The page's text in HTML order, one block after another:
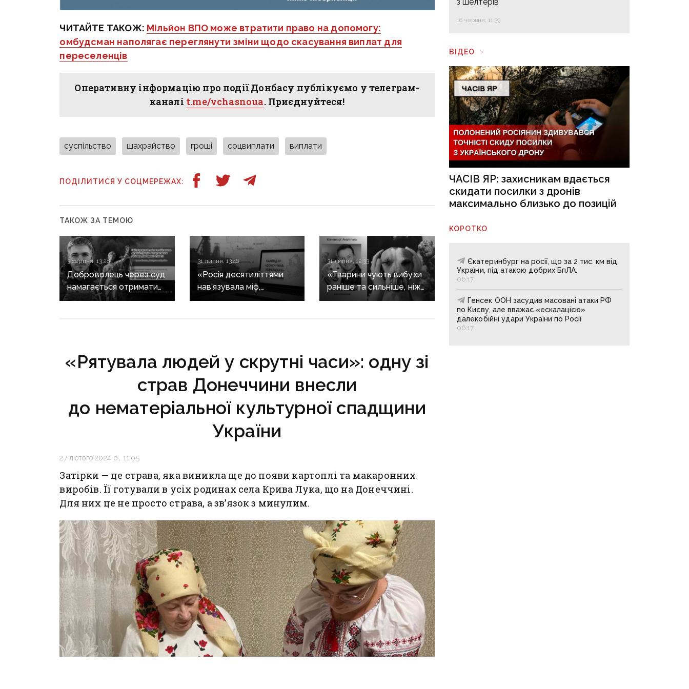
ЧИТАЙТЕ ТАКОЖ: Мільйон ВПО може втратити право на допомогу:
омбудсман наполягає переглянути зміни щодо скасування виплат для
переселенців
Оперативну інформацію про події Донбасу публікуємо у телеграм-
каналі t.me/vchasnoua. Приєднуйтеся!
суспільство шахрайство гроші соцвиплати виплати
ПОДІЛИТИСЯ У СОЦМЕРЕЖАХ:
ТАКОЖ ЗА ТЕМОЮ
3 серпня, 13:28
Доброволець через суд
намагається отримати
допомогу від
31 липня, 13:46
«Росія десятиліттями
нав’язувала міф,
що Донеччина —
31 липня, 12:33
«Тварини чують вибухи
раніше та сильніше, ніж
людина»: зоопсихолог
«Рятувала людей у скрутні часи»: одну зі
страв Донеччини внесли
до нематеріальної культурної спадщини
України
27 лютого 2024 р., 11:05
Затірки — це страва, яка виникла ще до появи картоплі та макаронних
виробів. Її готували в усіх родинах села Крива Лука, що на Донеччині.
Для них це не просто страва, а зв’язок з минулим.
16 червня, 11:39
ВІДЕО
ЧАСІВ ЯР: захисникам вдається
скидати посилки з дронів
максимально близько до позицій
КОРОТКО
Єкатеринбург на росії, що за 2 тис. км від
України, під атакою добрих БпЛА.
06:17
Генсек ООН засудив масовані атаки РФ
по Києву, але вважає «ескалацією»
далекобійні удари України по Росії
06:17